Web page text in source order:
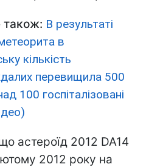
також: В результаті
в
кількість
перевищила 500
100 госпіталізовані
астероїд 2012 DA14
2012 року на